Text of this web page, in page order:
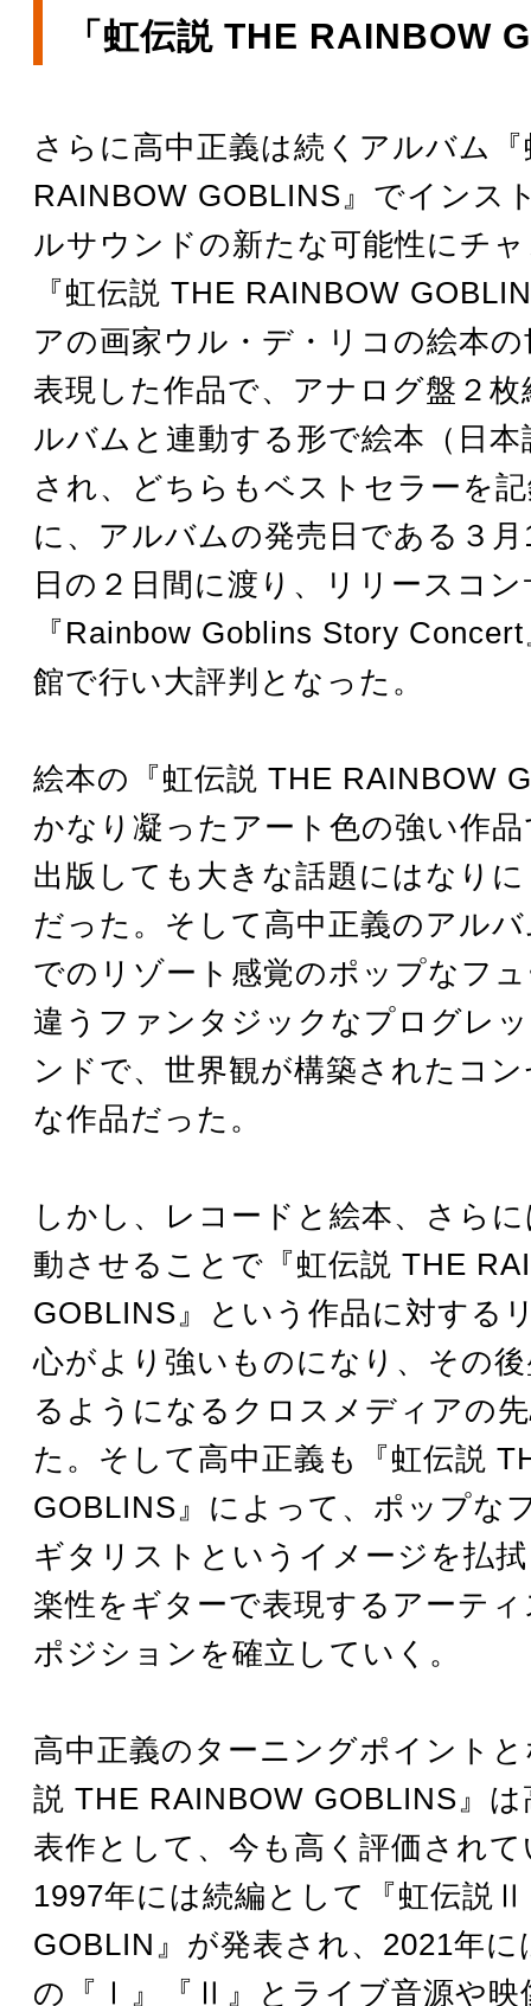
「虹伝説 THE RAINBOW
さらに高中正義は続くアルバム
RAINBOW GOBLINS』でインス
ルサウンドの新たな可能性にチ
『虹伝説 THE RAINBOW
アの画家ウル・デ・リコの絵本
表現した作品で、アナログ盤２
ルバムと連動する形で絵本（日
され、どちらもベストセラーを
に、アルバムの発売日である３
日の２日間に渡り、リリースコ
『Rainbow Goblins Story
館で行い大評判となった。
絵本の『虹伝説 THE RAINBOW
かなり凝ったアート色の強い作
出版しても大きな話題にはなり
だった。そして高中正義のアル
でのリゾート感覚のポップなフ
違うファンタジックなプログレ
ンドで、世界観が構築されたコ
な作品だった。
しかし、レコードと絵本、さら
動させることで『虹伝説 THE
GOBLINS』という作品に対する
心がより強いものになり、その
るようになるクロスメディアの
た。そして高中正義も『虹伝説
GOBLINS』によって、ポップな
ギタリストというイメージを払
楽性をギターで表現するアーテ
ポジションを確立していく。
高中正義のターニングポイント
説 THE RAINBOW GOBLINS』
表作として、今も高く評価され
1997年には続編として『虹伝説
GOBLIN』が発表され、2021年に
の『Ⅰ』『Ⅱ』とライブ音源や映